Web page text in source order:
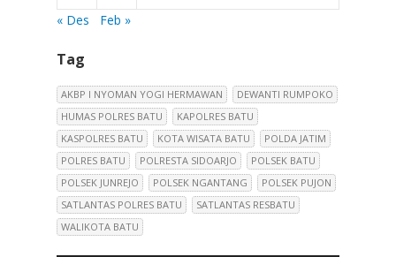
« Des
Feb »
Tag
AKBP I NYOMAN YOGI HERMAWAN
DEWANTI RUMPOKO
HUMAS POLRES BATU
KAPOLRES BATU
KASPOLRES BATU
KOTA WISATA BATU
POLDA JATIM
POLRES BATU
POLRESTA SIDOARJO
POLSEK BATU
POLSEK JUNREJO
POLSEK NGANTANG
POLSEK PUJON
SATLANTAS POLRES BATU
SATLANTAS RESBATU
WALIKOTA BATU